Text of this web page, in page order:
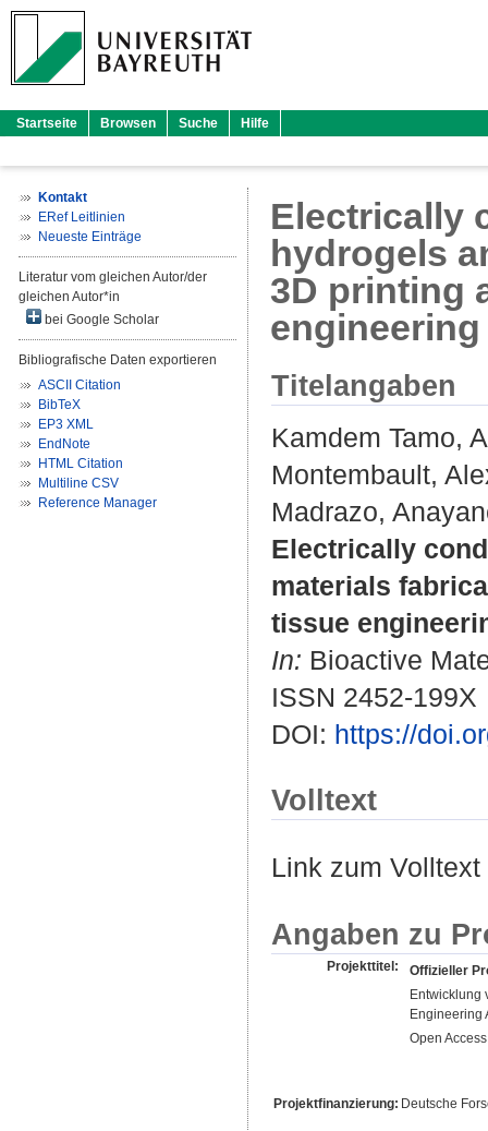
Startseite Browsen Suche Hilfe
Kontakt
ERef Leitlinien
Neueste Einträge
Literatur vom gleichen Autor/der
gleichen Autor*in
bei Google Scholar
Bibliografische Daten exportieren
ASCII Citation
BibTeX
EP3 XML
EndNote
HTML Citation
Multiline CSV
Reference Manager
Electrically
hydrogels
3D printing
engineering
Titelangaben
Kamdem Tamo,
Montembault,
Madrazo,
Electrically
materials
tissue
In: Bioactive
ISSN 2452-199X
DOI: https://
Volltext
Link zum
Angaben zu
Projekttitel:
Offizieller
Entwicklung
Engineering
Open
Projektfinanzierung: Deutsche